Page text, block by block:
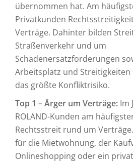
übernommen hat. Am
Privatkunden
Verträge. Dahinter bilden
Straßenverkehr und um
Schadenersatzforderungen
Arbeitsplatz und
das größte Konfliktrisiko.
Top 1 – Ärger um Verträge: Im
ROLAND-Kunden am
Rechtsstreit rund um
für die Mietwohnung, der
Onlineshopping oder ein